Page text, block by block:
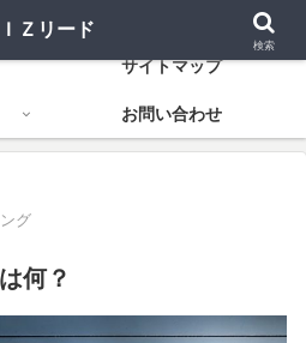
改善まで役立つ金融知識
サイトマップ
お問い合わせ
グ
何？
Ｚリード
検索